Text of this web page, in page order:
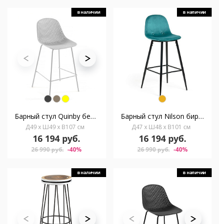
в наличии
Барный стул Quinby белый
Д49 x Ш49 x В107 см
16 194 руб.
26 990 руб. -40%
в наличии
Барный стул Nilson бирюзовый
Д47 x Ш48 x В101 см
16 194 руб.
26 990 руб. -40%
в наличии в наличии